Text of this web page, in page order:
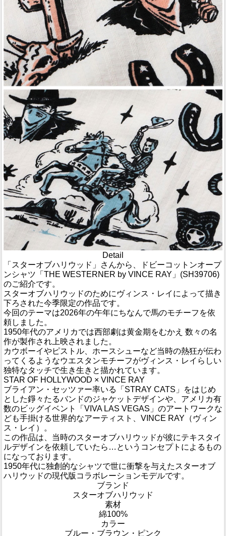
Detail
「スターオブハリウッド」さんから、ドビーコットンオープ
ンシャツ「THE WESTERNER by VINCE RAY」(SH39706)
のご紹介です。
スターオブハリウッドのためにヴィンス・レイによって描き
下ろされた今季限定の作品です。
今回のテーマは2026年の午年にちなんで馬のモチーフを依
頼しました。
1950年代のアメリカでは西部劇は黄金期をむかえ 数々の名
作が製作され上映されました。
カウボーイやピストル、ホースシューなど当時の熱狂が伝わ
ってくるようなウエスタンモチーフがヴィンス・レイらしい
独特なタッチで生き生きと描かれています。
STAR OF HOLLYWOOD × VINCE RAY
ブライアン・セッツァー率いる「STRAY CATS」をはじめ
とした錚々たるバンドのジャケットデザインや、アメリカ有
数のビッグイベント「VIVA LAS VEGAS」のアートワークな
ども手掛ける世界的なアーティスト、VINCE RAY（ヴィン
ス・レイ）。
この作品は、当時のスターオブハリウッドが彼にテキスタイ
ルデザインを依頼していたら…というコンセプトによるもの
になっております。
1950年代に独創的なシャツで世に衝撃を与えたスターオブ
ハリウッドの現代版コラボレーションモデルです。
ブランド
スターオブハリウッド
素材
綿100%
カラー
ブルー・ブラウン・ピンク